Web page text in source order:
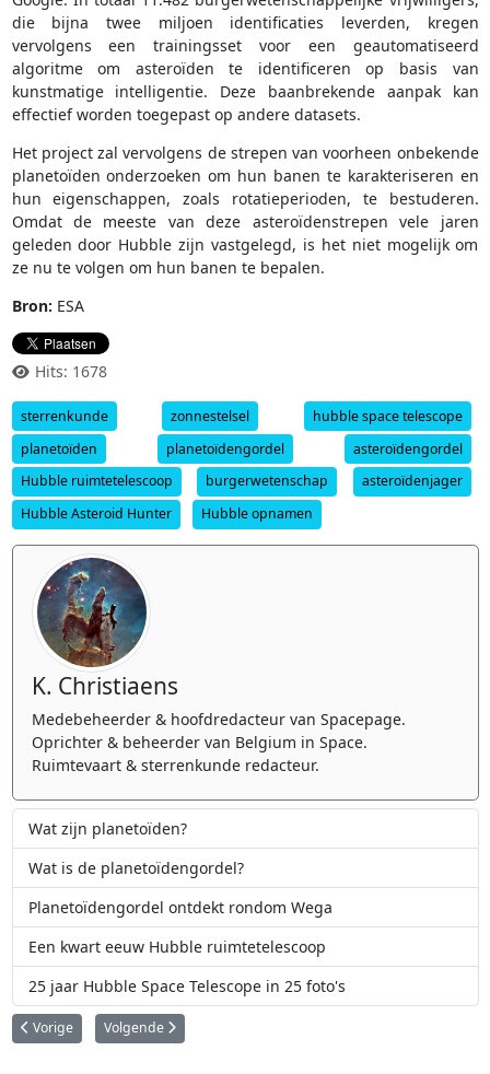
die bijna twee miljoen identificaties leverden, kregen
vervolgens een trainingsset voor een geautomatiseerd
algoritme om asteroïden te identificeren op basis van
kunstmatige intelligentie. Deze baanbrekende aanpak kan
effectief worden toegepast op andere datasets.
Het project zal vervolgens de strepen van voorheen onbekende
planetoïden onderzoeken om hun banen te karakteriseren en
hun eigenschappen, zoals rotatieperioden, te bestuderen.
Omdat de meeste van deze asteroïdenstrepen vele jaren
geleden door Hubble zijn vastgelegd, is het niet mogelijk om
ze nu te volgen om hun banen te bepalen.
Bron: ESA
Hits: 1678
sterrenkunde zonnestelsel
hubble space telescope
planetoïden
planetoïdengordel
asteroïdengordel
Hubble ruimtetelescoop
burgerwetenschap
asteroïdenjager
Hubble Asteroid Hunter
Hubble opnamen
K. Christiaens
Medebeheerder & hoofdredacteur van Spacepage.
Oprichter & beheerder van Belgium in Space.
Ruimtevaart & sterrenkunde redacteur.
Wat zijn planetoïden?
Wat is de planetoïdengordel?
Planetoïdengordel ontdekt rondom Wega
Een kwart eeuw Hubble ruimtetelescoop
25 jaar Hubble Space Telescope in 25 foto's
Vorig artikel: NASA's Juno ruimtesonde brengt bergen en lavameren op
Vorige Volgende artikel: Hubble volgt het stormachtige weer op
Volgende